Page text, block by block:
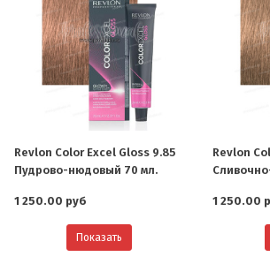
Revlon Color Excel Gloss 9.85
Пудрово-нюдовый 70 мл.
1 250.00 руб
Показать
Revlon
1 250.00